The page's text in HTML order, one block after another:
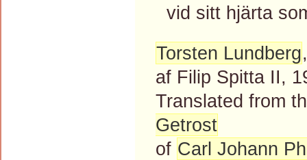
vid sitt hjärta
Torsten Lundberg
af Filip Spitta II,
Translated from
Getrost
of Carl Johann